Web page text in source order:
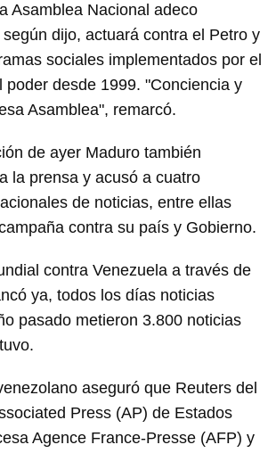
Asamblea Nacional adeco
dijo, actuará contra el Petro y
sociales implementados por el
poder desde 1999. "Conciencia y
Asamblea", remarcó.
de ayer Maduro también
la prensa y acusó a cuatro
de noticias, entre ellas
contra su país y Gobierno.
contra Venezuela a través de
ya, todos los días noticias
pasado metieron 3.800 noticias
aseguró que Reuters del
Press (AP) de Estados
Agence France-Presse (AFP) y